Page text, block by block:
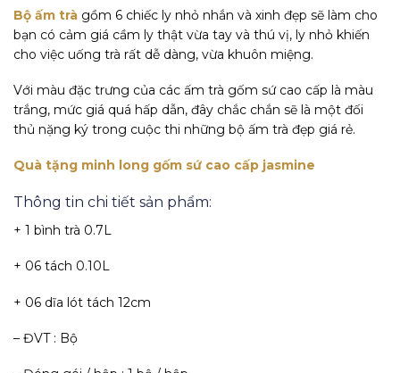
Bộ ấm trà gồm 6 chiếc ly nhỏ nhắn và xinh đẹp sẽ làm cho
bạn có cảm giá cầm ly thật vừa tay và thú vị, ly nhỏ khiến
cho việc uống trà rất dễ dàng, vừa khuôn miệng.
Với màu đặc trưng của các ấm trà gốm sứ cao cấp là màu
trắng, mức giá quá hấp dẫn, đây chắc chắn sẽ là một đối
thủ nặng ký trong cuộc thi những bộ ấm trà đẹp giá rẻ.
Quà tặng minh long gốm sứ cao cấp jasmine
Thông tin chi tiết sản phẩm:
+ 1 bình trà 0.7L
+ 06 tách 0.10L
+ 06 dĩa lót tách 12cm
– ĐVT : Bộ